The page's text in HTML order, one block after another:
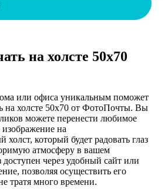
на холсте 50х70
или офиса уникальным поможет
на холсте 50х70 от ФотоПочты. Вы
можете перенести любимое
на
холст, который будет радовать глаз
атмосферу в вашем
доступен через удобный сайт или
позволяя осуществить его
тратя много времени.